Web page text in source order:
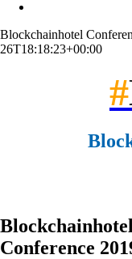
Blockchainhotel
26T18:18:23+00:00
#
Blockchainhotel
Conference